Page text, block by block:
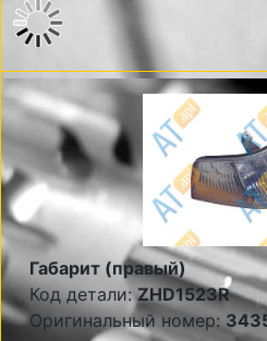
Габарит (правый)
Код детали:ZHD1523R
Оригинальный номер: